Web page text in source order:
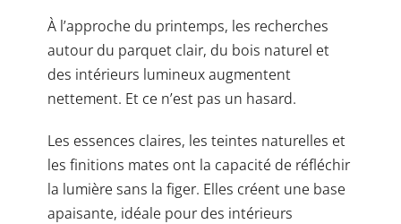
À l’approche du printemps, les recherches
autour du parquet clair, du bois naturel et
des intérieurs lumineux augmentent
nettement. Et ce n’est pas un hasard.
Les essences claires, les teintes naturelles et
les finitions mates ont la capacité de réfléchir
la lumière sans la figer. Elles créent une base
apaisante, idéale pour des intérieurs